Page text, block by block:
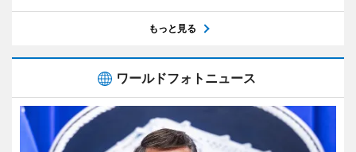
もっと見る
ワールドフォトニュース